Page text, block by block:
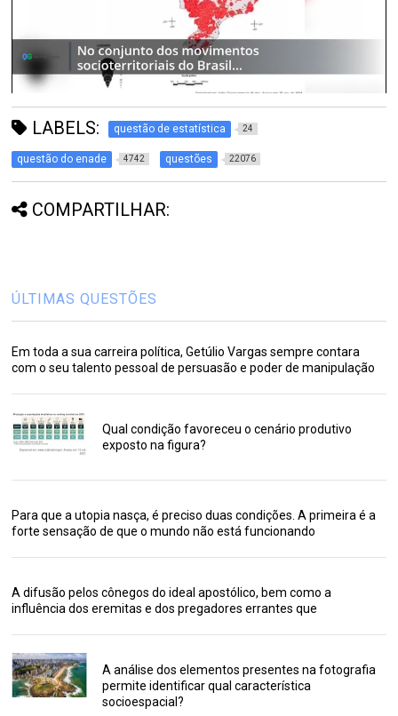
LABELS: questão de estatística 24
questão do enade 4742 questões 22076
COMPARTILHAR:
ÚLTIMAS QUESTÕES
Em toda a sua carreira política, Getúlio Vargas sempre contara
com o seu talento pessoal de persuasão e poder de manipulação
Qual condição favoreceu o cenário produtivo
exposto na figura?
Para que a utopia nasça, é preciso duas condições. A primeira é a
forte sensação de que o mundo não está funcionando
A difusão pelos cônegos do ideal apostólico, bem como a
influência dos eremitas e dos pregadores errantes que
A análise dos elementos presentes na fotografia
permite identificar qual característica
socioespacial?